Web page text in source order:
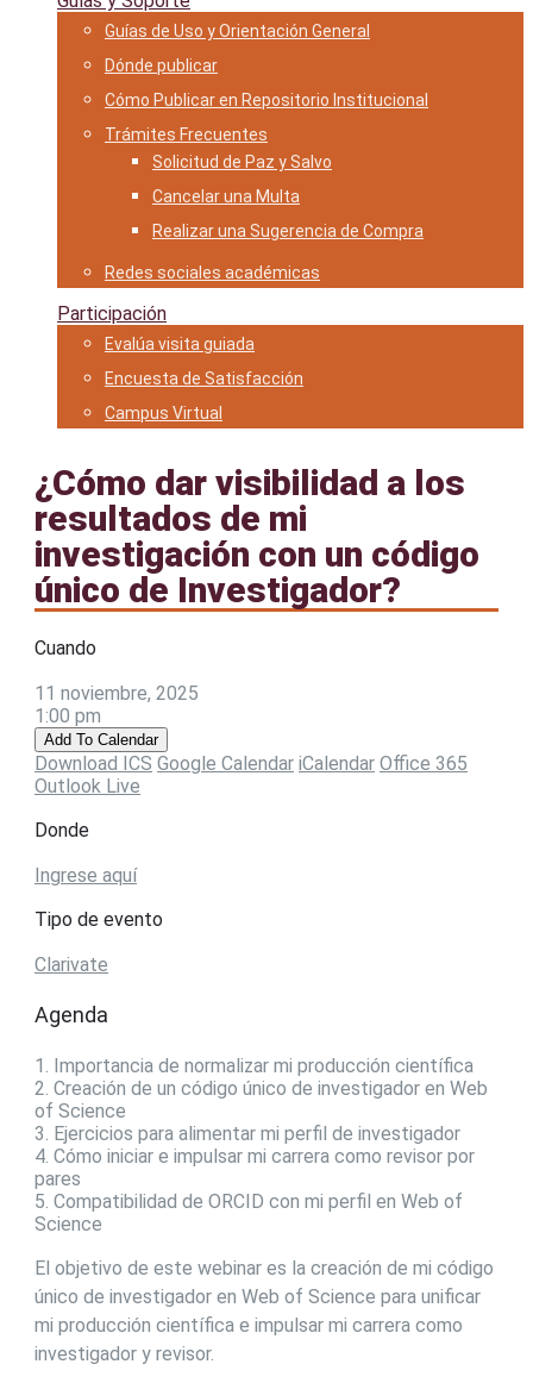
Guías de Uso y Orientación General
Dónde publicar
Cómo Publicar en Repositorio Institucional
Trámites Frecuentes
Solicitud de Paz y Salvo
Cancelar una Multa
Realizar una Sugerencia de Compra
Redes sociales académicas
Participación
Evalúa visita guiada
Encuesta de Satisfacción
Campus Virtual
¿Cómo dar visibilidad a los
resultados de mi
investigación con un código
único de Investigador?
Cuando
11 noviembre, 2025
1:00 pm
Add To Calendar
Download ICS Google Calendar iCalendar Office 365
Outlook Live
Donde
Ingrese aquí
Tipo de evento
Clarivate
Agenda
1. Importancia de normalizar mi producción científica
2. Creación de un código único de investigador en Web
of Science
3. Ejercicios para alimentar mi perfil de investigador
4. Cómo iniciar e impulsar mi carrera como revisor por
pares
5. Compatibilidad de ORCID con mi perfil en Web of
Science
El objetivo de este webinar es la creación de mi código
único de investigador en Web of Science para unificar
mi producción científica e impulsar mi carrera como
investigador y revisor.